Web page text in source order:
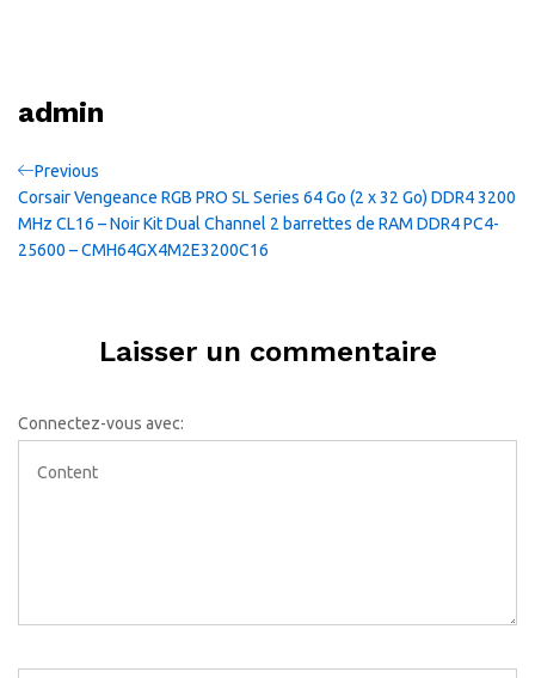
admin
Navigation
de
l’article
Previous
Post
Previous
Corsair Vengeance RGB PRO SL Series 64 Go (2 x 32 Go) DDR4 3200
MHz CL16 – Noir Kit Dual Channel 2 barrettes de RAM DDR4 PC4-
25600 – CMH64GX4M2E3200C16
Laisser un commentaire
Connectez-vous avec: